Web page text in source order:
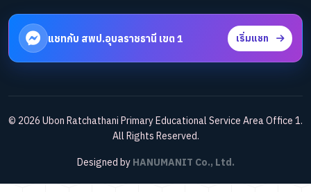
แชทกับ สพป.อุบลราชธานี เขต 1 เริ่มแชท
© 2026 Ubon Ratchathani Primary Educational Service Area Office 1.
All Rights Reserved.
Designed by HANUMANIT Co., Ltd.